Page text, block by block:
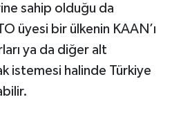
sahip olduğu da
üyesi bir ülkenin KAAN’ı
ya da diğer alt
istemesi halinde Türkiye